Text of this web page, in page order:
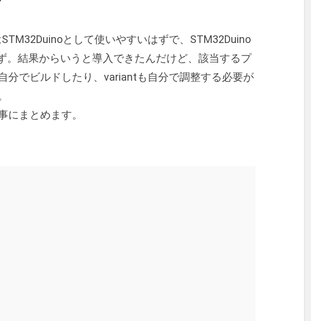
として使いやすいはずで、STM32Duino
。結果からいうと導入できたんだけど、該当するプ
分でビルドしたり、variantも自分で調整する必要が
にまとめます。